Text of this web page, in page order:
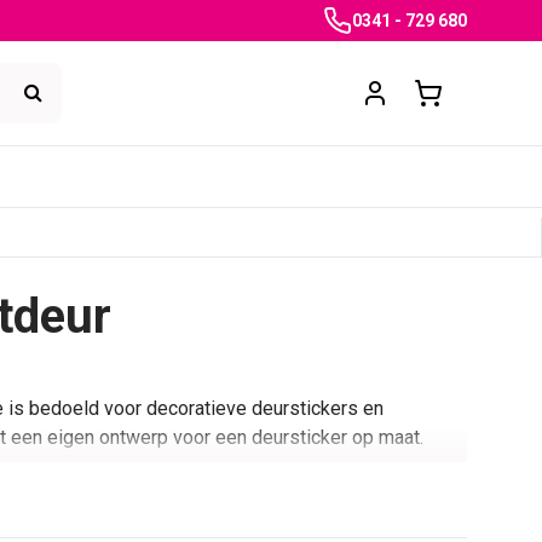
0341 - 729 680
is bedoeld voor decoratieve deurstickers en
eigen ontwerp voor een deursticker op maat.
Wie liever een eigen foto, logo, tekst of